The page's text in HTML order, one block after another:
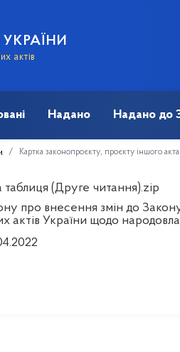
актів
Надано Надано до
Картка законопроєкту, проєкту іншого акта
таблиця (Друге читання).zip
про внесення змін до
актів України щодо